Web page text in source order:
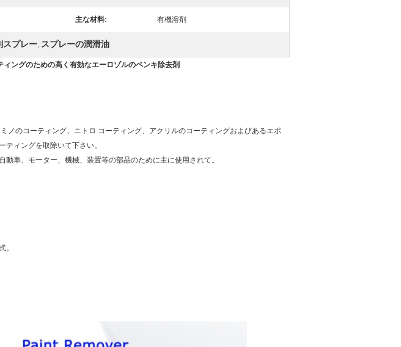
主な材料: 有機溶剤
スプレー, スプレーの潤滑油
ングのための高く有効なエーロゾルのペンキ除去剤
ノのコーティング、ニトロ コーティング、アクリルのコーティングおよびあるエポ
ティングを取除いて下さい。
動車、モーター、機械、装置等の部品のために主に使用されて。
。